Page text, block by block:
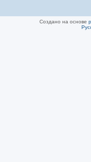
Создано на основе